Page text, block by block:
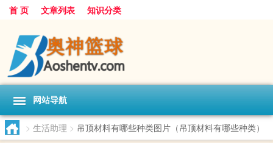
首 页 文章列表 知识分类
网站导航
> 生活助理 > 吊顶材料有哪些种类图片（吊顶材料有哪些种类）